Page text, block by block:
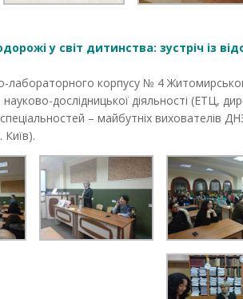
у світ дитинства: зустріч
корпусу № 4
дослідницької діяльності (ЕТЦ,
спеціальностей – майбутніх